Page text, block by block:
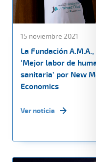
15 noviembre 2021
La Fundación A.M.A.,
‘Mejor labor de
sanitaria’ por New
Economics
Ver noticia